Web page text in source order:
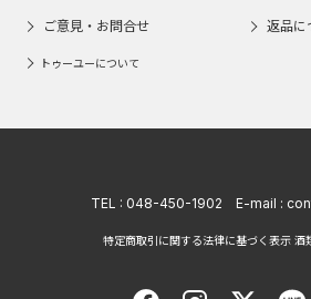
ご意見・お問合せ 返品に
トゥーユーについて
TEL : 048-450-1902 E-mail :
特定商取引に関する法律に基づく表示 酒